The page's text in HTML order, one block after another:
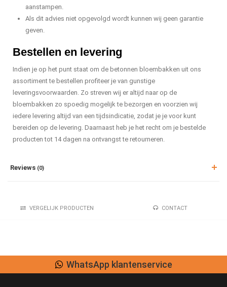
aanstampen.
Als dit advies niet opgevolgd wordt kunnen wij geen garantie
geven.
Bestellen en levering
Indien je op het punt staat om de betonnen bloembakken uit ons
assortiment te bestellen profiteer je van gunstige
leveringsvoorwaarden. Zo streven wij er altijd naar op de
bloembakken zo spoedig mogelijk te bezorgen en voorzien wij
iedere levering altijd van een tijdsindicatie, zodat je je voor kunt
bereiden op de levering. Daarnaast heb je het recht om je bestelde
producten tot 14 dagen na ontvangst te retourneren.
Reviews (0)
VERGELIJK PRODUCTEN CONTACT
WhatsApp klantenservice